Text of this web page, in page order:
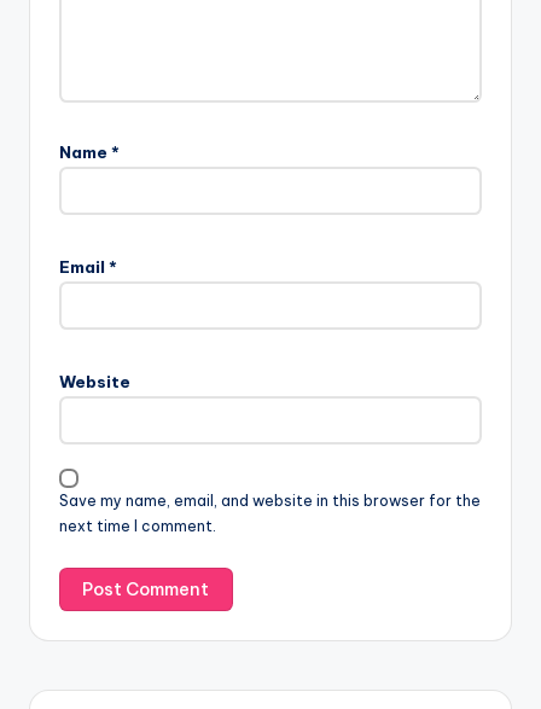
Name *
Email *
Website
Save my name, email, and website in this browser for the
next time I comment.